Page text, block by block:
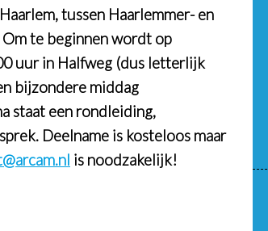
tussen Haarlemmer- en
te beginnen wordt op
uur in Halfweg (dus letterlijk
bijzondere middag
staat een rondleiding,
Deelname is kosteloos maar
is noodzakelijk!